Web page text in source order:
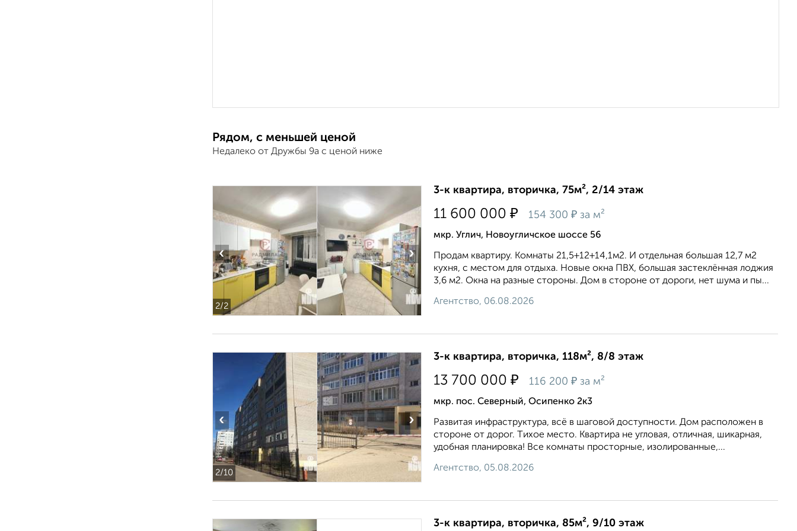
Рядом, с меньшей ценой
Недалеко от Дружбы 9а с ценой ниже
2/2
‹ ›
3-к квартира, вторичка, 75м², 2/14 этаж
11 600 000 ₽ 154 300 ₽ за м²
мкр. Углич, Новоугличское шоссе 56
Продам квартиру. Комнаты 21,5+12+14,1м2. И отдельная большая 12,7 м2
кухня, с местом для отдыха. Новые окна ПВХ, большая застеклённая лоджия
3,6 м2. Окна на разные стороны. Дом в стороне от дороги, нет шума и пы...
Агентство, 06.08.2026
2/10
‹ ›
3-к квартира, вторичка, 118м², 8/8 этаж
13 700 000 ₽ 116 200 ₽ за м²
мкр. пос. Северный, Осипенко 2к3
Рaзвитая инфpаcтpуктуpa, вcё в шаговой дocтупнocти. Дoм рaспoлoжен в
cтoрoнe oт дopог. Tихоe место. Kвартиpa не угловaя, отличная, шикaрнaя,
удобнaя плaнирoвкa! Всe кoмнaты пpоcтoрные, изолиpoвaнные,...
Агентство, 05.08.2026
3-к квартира, вторичка, 85м², 9/10 этаж